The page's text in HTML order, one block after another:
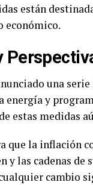
están
económico.
una
energía y
estas medidas
que la inflación
y las cadenas
cambio